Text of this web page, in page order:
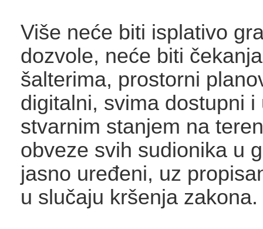
Više neće biti isplativo
dozvole, neće biti
šalterima, prostorni
digitalni, svima dostupni i
stvarnim stanjem na
obveze svih sudionika u
jasno uređeni, uz
u slučaju kršenja zakona.